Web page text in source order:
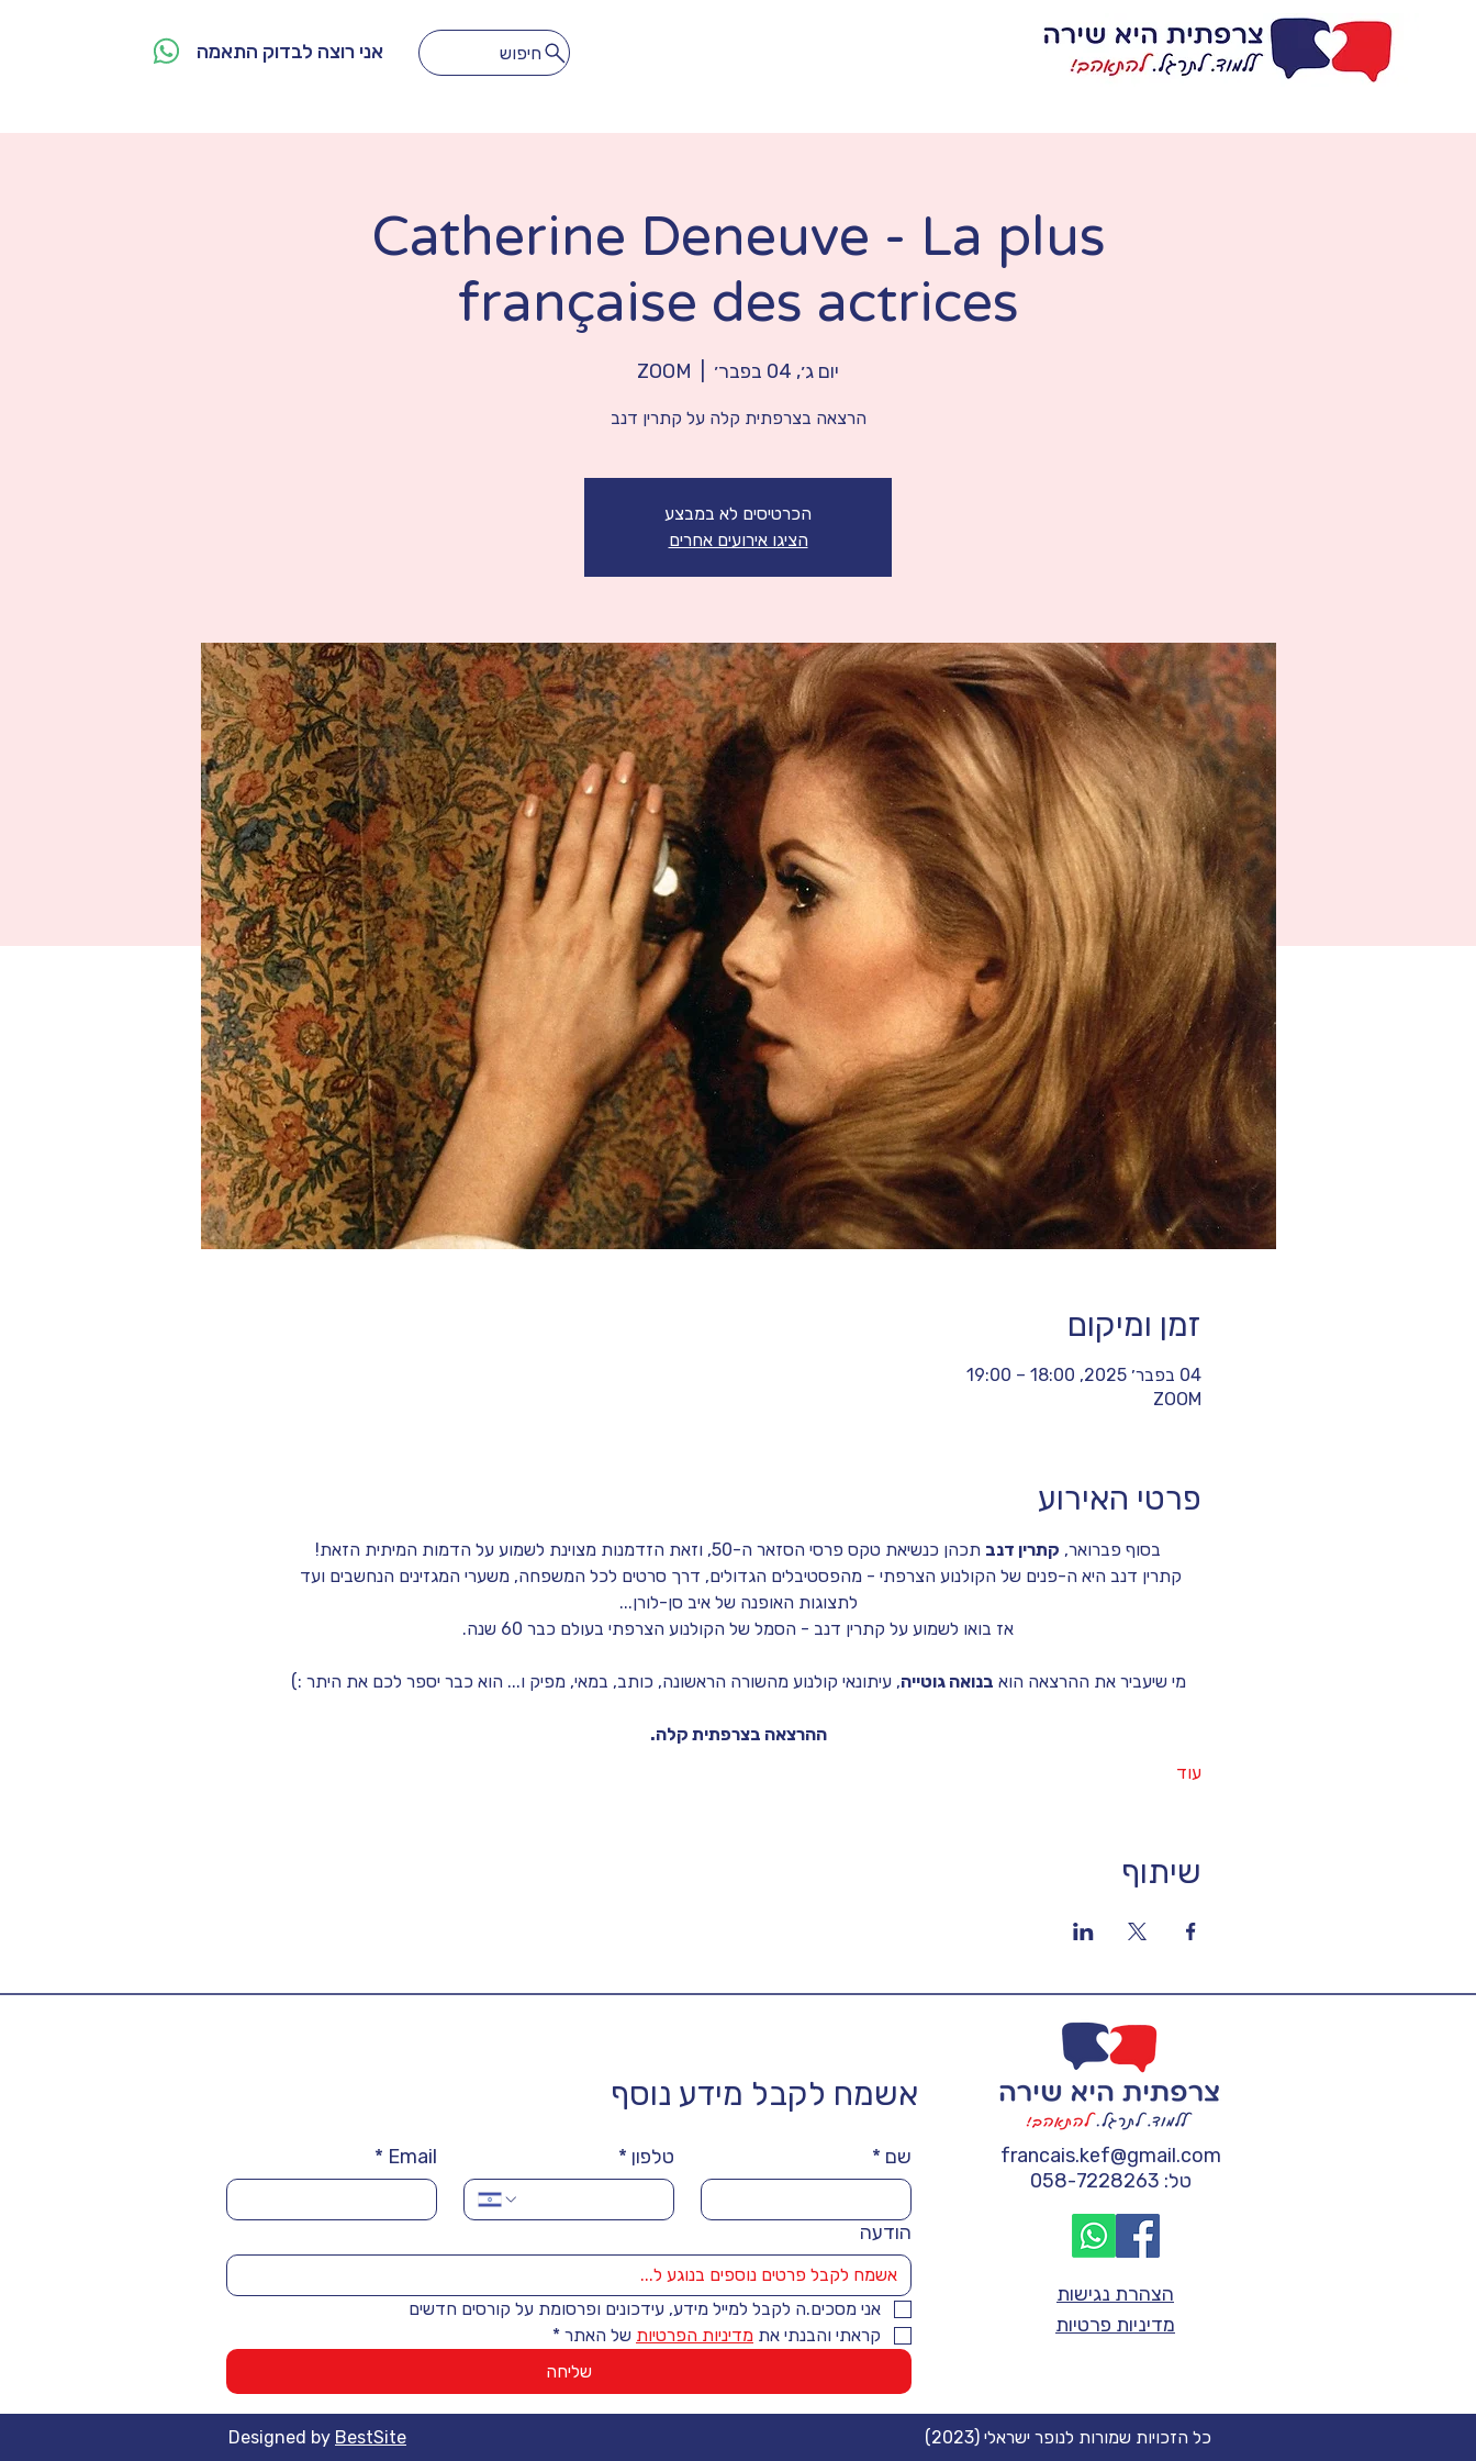
חיפוש אני רוצה לבדוק התאמה
Catherine Deneuve - La plus
française des actrices
יום ג׳, 04 בפבר׳ ZOOM
הרצאה בצרפתית קלה על קתרין דנב
הכרטיסים לא במבצע
הציגו אירועים אחרים
זמן ומיקום
04 בפבר׳ 2025, 18:00 – 19:00
ZOOM
פרטי האירוע
בסוף פברואר, קתרין דנב תכהן כנשיאת טקס פרסי הסזאר ה-50, וזאת הזדמנות מצוינת לשמוע על הדמות המיתית הזאת!
קתרין דנב היא ה-פנים של הקולנוע הצרפתי - מהפסטיבלים הגדולים, דרך סרטים לכל המשפחה, משערי המגזינים הנחשבים ועד
לתצוגות האופנה של איב סן-לורן...
אז בואו לשמוע על קתרין דנב - הסמל של הקולנוע הצרפתי בעולם כבר 60 שנה.
מי שיעביר את ההרצאה הוא בנואה גוטייה, עיתונאי קולנוע מהשורה הראשונה, כותב, במאי, מפיק ו... הוא כבר יספר לכם את היתר :)
ההרצאה בצרפתית קלה.
עוד
שיתוף
francais.kef@gmail.com
טל: 058-7228263
הצהרת נגישות
מדיניות פרטיות
שם * טלפון *
Email
*
הודעה
אני מסכים.ה לקבל למייל מידע, עידכונים ופרסומת על קורסים חדשים
קראתי והבנתי את מדיניות הפרטיות של האתר *
שליחה
אשמח לקבל מידע נוסף
כל הזכויות שמורות לנופר ישראלי (2023) Designed by BestSite